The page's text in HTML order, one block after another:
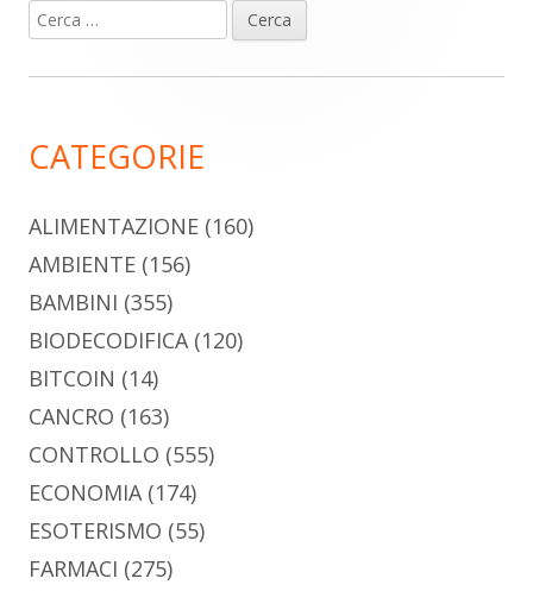
Barra
laterale
Ricerca
per:
CATEGORIE
ALIMENTAZIONE (160)
AMBIENTE (156)
BAMBINI (355)
BIODECODIFICA(120)
BITCOIN (14)
CANCRO (163)
CONTROLLO (555)
ECONOMIA(174)
ESOTERISMO (55)
FARMACI (275)